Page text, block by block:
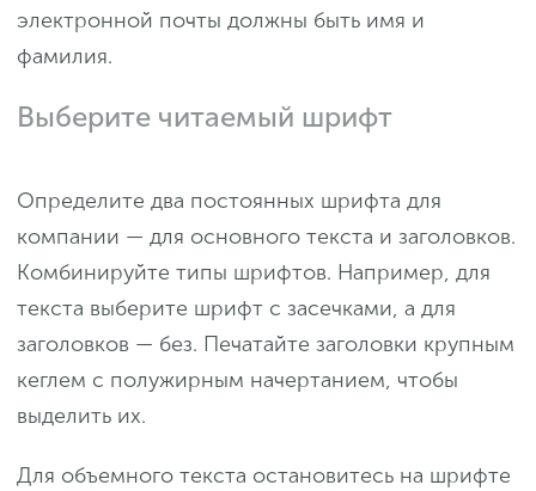
электронной почты должны быть имя и
фамилия.
Выберите читаемый шрифт
Определите два постоянных шрифта для
компании — для основного текста и заголовков.
Комбинируйте типы шрифтов. Например, для
текста выберите шрифт с засечками, а для
заголовков — без. Печатайте заголовки крупным
кеглем с полужирным начертанием, чтобы
выделить их.
Для объемного текста остановитесь на шрифте